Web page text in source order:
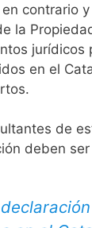
contrario
la
jurídicos
en el
de
deben